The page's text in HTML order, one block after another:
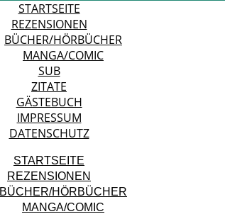
STARTSEITE
REZENSIONEN
BÜCHER/HÖRBÜCHER
MANGA/COMIC
SUB
ZITATE
GÄSTEBUCH
IMPRESSUM
DATENSCHUTZ
STARTSEITE
REZENSIONEN
BÜCHER/HÖRBÜCHER
MANGA/COMIC